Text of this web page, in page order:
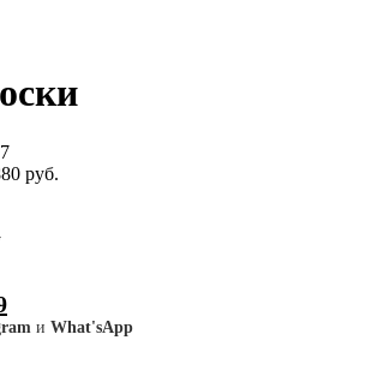
руб.
и What'sApp